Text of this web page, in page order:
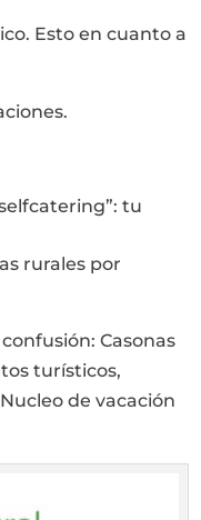
Esto en cuanto a
tu
rurales por
Casonas
turísticos,
de vacación